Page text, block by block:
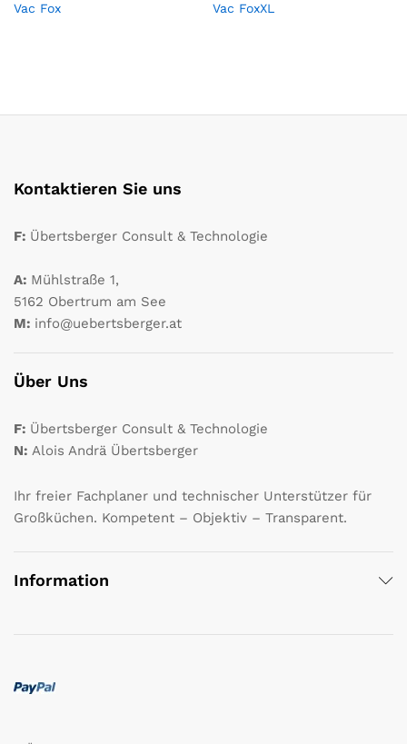
Vac Fox Vac FoxXL
Kontaktieren Sie uns
F: Übertsberger Consult & Technologie
A: Mühlstraße 1,
5162 Obertrum am See
M: info@uebertsberger.at
Über Uns
F: Übertsberger Consult & Technologie
N: Alois Andrä Übertsberger
Ihr freier Fachplaner und technischer Unterstützer für
Großküchen. Kompetent – Objektiv – Transparent.
Information